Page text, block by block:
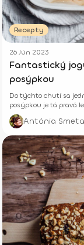
Recepty
26 Jún 2023
Fantastický
posýpkou
Do týchto chutí sa
posýpkou je tá pravá
Antónia